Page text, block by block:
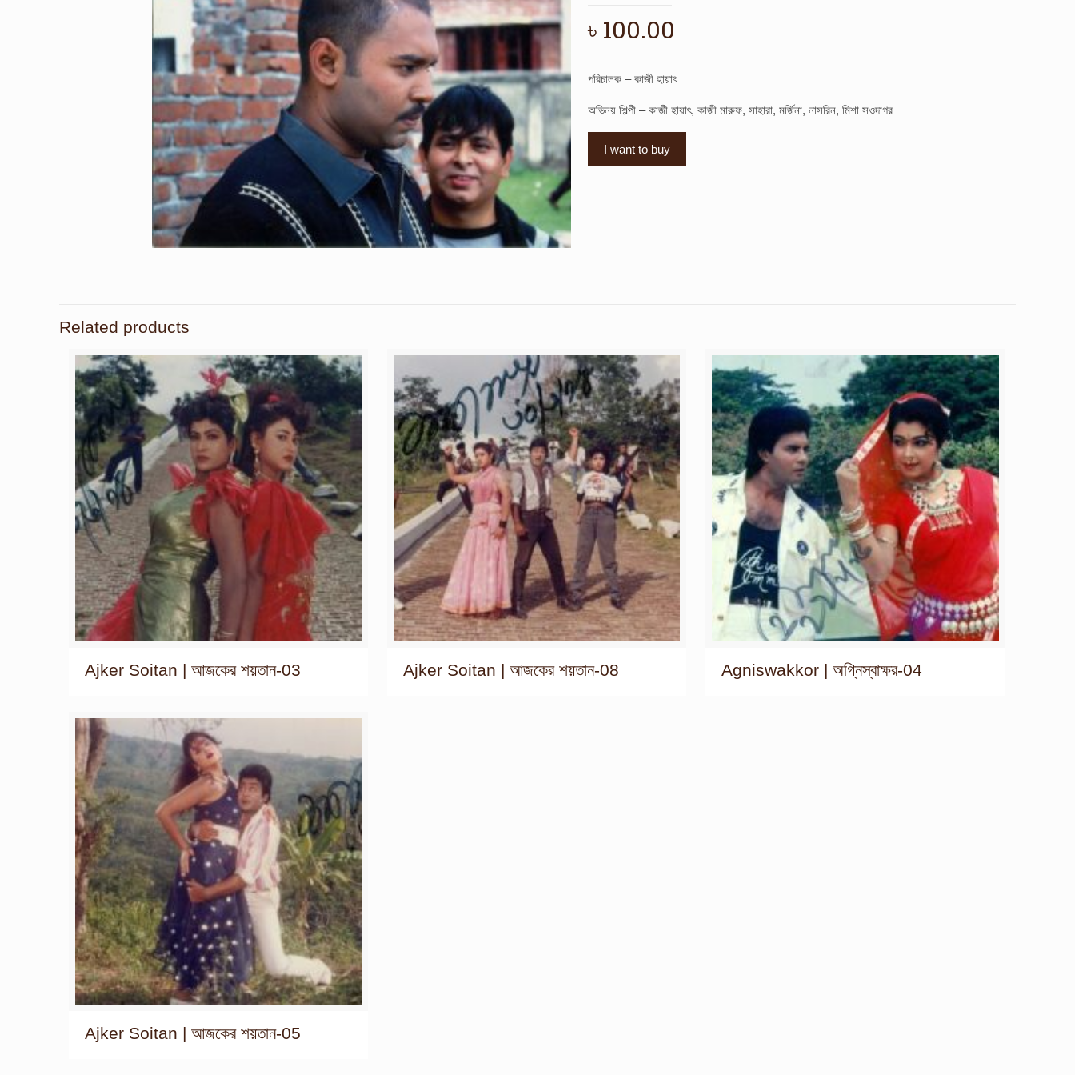
৳ 100.00
পরিচালক – কাজী হায়াৎ
অভিনয় শিল্পী – কাজী হায়াৎ, কাজী মারুফ, সাহারা, মর্জিনা, নাসরিন, মিশা সওদাগর
I want to buy
Related products
Ajker Soitan | আজকের শয়তান-03 Ajker Soitan | আজকের শয়তান-08 Agniswakkor | অগ্নিস্বাক্ষর-04
Ajker Soitan | আজকের শয়তান-05